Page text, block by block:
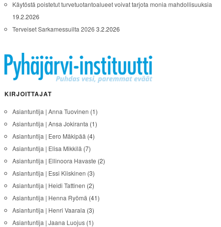
Käytöstä poistetut turvetuotantoalueet voivat tarjota monia mahdollisuuksia
19.2.2026
Terveiset Sarkamessuilta 2026 3.2.2026
KIRJOITTAJAT
Asiantuntija | Anna Tuovinen (1)
Asiantuntija | Ansa Jokiranta (1)
Asiantuntija | Eero Mäkipää (4)
Asiantuntija | Elisa Mikkilä (7)
Asiantuntija | Ellinoora Havaste (2)
Asiantuntija | Essi Kiiskinen (3)
Asiantuntija | Heidi Tattinen (2)
Asiantuntija | Henna Ryömä (41)
Asiantuntija | Henri Vaarala (3)
Asiantuntija | Jaana Luojus(1)